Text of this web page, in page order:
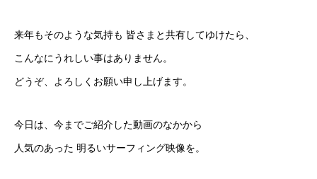
来年もそのような気持も 皆さまと共有してゆけたら、
こんなにうれしい事はありません。
どうぞ、よろしくお願い申し上げます。
今日は、今までご紹介した動画のなかから
人気のあった 明るいサーフィング映像を。